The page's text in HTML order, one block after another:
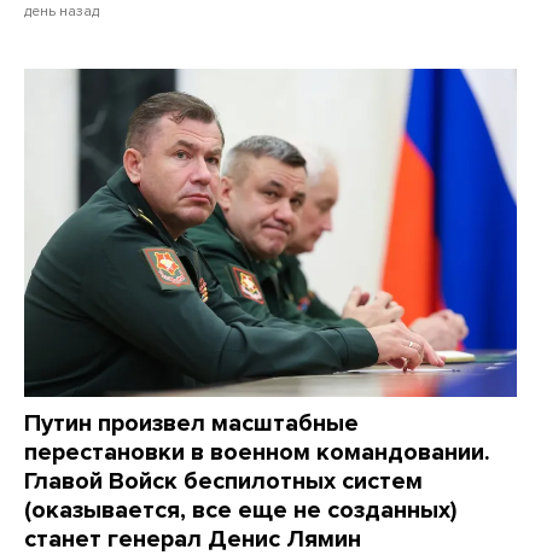
день назад
Путин произвел масштабные
перестановки в военном командовании.
Главой Войск беспилотных систем
(оказывается, все еще не созданных)
станет генерал Денис Лямин